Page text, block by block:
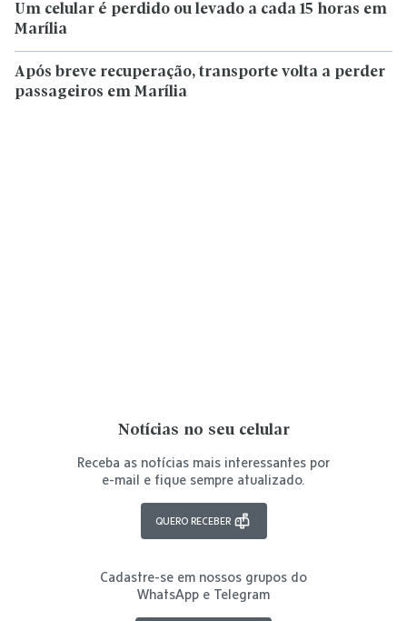
Um celular é perdido ou levado a cada 15 horas em
Marília
Após breve recuperação, transporte volta a perder
passageiros em Marília
Notícias no seu celular
Receba as notícias mais interessantes por
e-mail e fique sempre atualizado.
QUERO RECEBER
Cadastre-se em nossos grupos do
WhatsApp e Telegram